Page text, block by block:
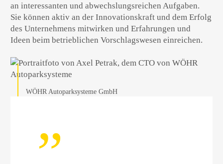
an interessanten und abwechslungsreichen Aufgaben.
Sie können aktiv an der Innovationskraft und dem Erfolg
des Unternehmens mitwirken und Erfahrungen und
Ideen beim betrieblichen Vorschlagswesen einreichen.
WÖHR Autoparksysteme GmbH